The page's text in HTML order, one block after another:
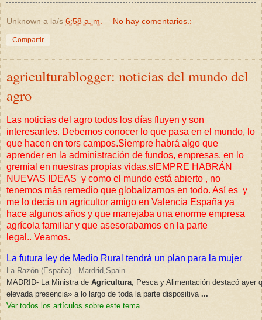
Unknown a la/s 6:58 a. m. No hay comentarios.:
Compartir
agriculturablogger: noticias del mundo del
agro
Las noticias del agro todos los días fluyen y son
interesantes. Debemos conocer lo que pasa en el mundo, lo
que hacen en tors campos.Siempre habrá algo que
aprender en la administración de fundos, empresas, en lo
gremial en nuestras propias vidas.sIEMPRE HABRÁN
NUEVAS IDEAS y como el mundo está abierto , no
tenemos más remedio que globalizarnos en todo. Así es y
me lo decía un agricultor amigo en Valencia España ya
hace algunos años y que manejaba una enorme empresa
agrícola familiar y que asesorabamos en la parte
legal.. Veamos.
La futura ley de Medio Rural tendrá un plan para la mujer
La Razón (España) - Mardrid,Spain
MADRID- La Ministra de Agricultura, Pesca y Alimentación destacó ayer
elevada presencia» a lo largo de toda la parte dispositiva ...
Ver todos los artículos sobre este tema